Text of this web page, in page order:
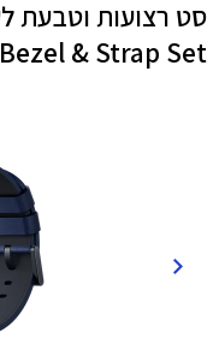
Bezel & Strap Set כחול